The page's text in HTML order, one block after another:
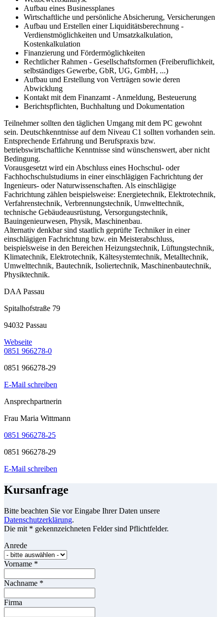
Aufbau eines Businessplanes
Wirtschaftliche und persönliche Absicherung, Versicherungen
Aufbau und Erstellen einer Liquiditätsberechnung -
Verdienstmöglichkeiten und Umsatzkalkulation,
Kostenkalkulation
Finanzierung und Fördermöglichkeiten
Rechtlicher Rahmen - Gesellschaftsformen (Freiberuflichkeit,
selbständiges Gewerbe, GbR, UG, GmbH, ...)
Aufbau und Erstellung von Verträgen sowie deren
Abwicklung
Kontakt mit dem Finanzamt - Anmeldung, Besteuerung
Berichtspflichten, Buchhaltung und Dokumentation
Teilnehmer sollten den täglichen Umgang mit dem PC gewohnt
sein. Deutschkenntnisse auf dem Niveau C1 sollten vorhanden sein.
Entsprechende Erfahrung und Berufspraxis bzw.
betriebswirtschaftliche Kenntnisse sind wünschenswert, aber nicht
Bedingung.
Vorausgesetzt wird ein Abschluss eines Hochschul- oder
Fachhochschulstudiums in einer einschlägigen Fachrichtung der
Ingenieurs- oder Naturwissenschaften. Als einschlägige
Fachrichtung zählen beispielsweise: Energietechnik, Elektrotechnik,
Verfahrenstechnik, Verbrennungstechnik, Umwelttechnik,
technische Gebäudeausrüstung, Versorgungstechnik,
Bauingenieurwesen, Physik, Maschinenbau.
Alternativ denkbar sind staatlich geprüfte Techniker in einer
einschlägigen Fachrichtung bzw. ein Meisterabschluss,
beispielsweise in den Bereichen Heizungstechnik, Lüftungstechnik,
Klimatechnik, Elektrotechnik, Kältesystemtechnik, Metalltechnik,
Umwelttechnik, Bautechnik, Isoliertechnik, Maschinenbautechnik,
Physiktechnik.
DAA Passau
Spitalhofstraße 79
94032 Passau
Webseite
0851 966278-0
0851 966278-29
E-Mail schreiben
Ansprechpartnerin
Frau Maria Wittmann
0851 966278-25
0851 966278-29
E-Mail schreiben
Kursanfrage
Bitte beachten Sie vor Eingabe Ihrer Daten unsere
Datenschutzerklärung.
Die mit * gekennzeichneten Felder sind Pflichtfelder.
Anrede
Vorname *
Nachname *
Firma